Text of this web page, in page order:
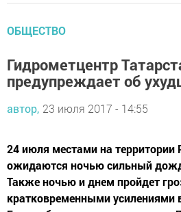
ОБЩЕСТВО
Гидрометцентр
предупреждает об
автор, 23 июля 2017 - 14:55
24 июля местами на территории
ожидаются ночью сильный
Также ночью и днем пройдет
кратковременными усилениями